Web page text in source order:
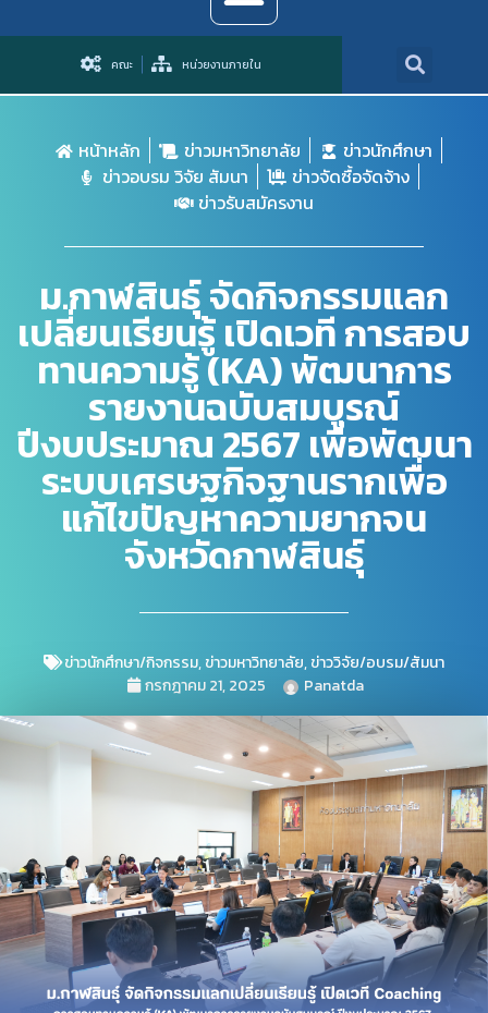
คณะ หน่วยงานภายใน
หน้าหลัก ข่าวมหาวิทยาลัย
ข่าวนักศึกษา
ข่าวอบรม วิจัย สัมนา
ข่าวจัดซื้อจัดจ้าง
ข่าวรับสมัครงาน
ม.กาฬสินธุ์ จัดกิจกรรมแลก
เปลี่ยนเรียนรู้ เปิดเวที การสอบ
ทานความรู้ (KA) พัฒนาการ
รายงานฉบับสมบูรณ์
ปีงบประมาณ 2567 เพื่อพัฒนา
ระบบเศรษฐกิจฐานรากเพื่อ
แก้ไขปัญหาความยากจน
จังหวัดกาฬสินธุ์
ข่าวนักศึกษา/กิจกรรม,ข่าวมหาวิทยาลัย,ข่าววิจัย/อบรม/สัมนา
กรกฎาคม 21, 2025
Panatda